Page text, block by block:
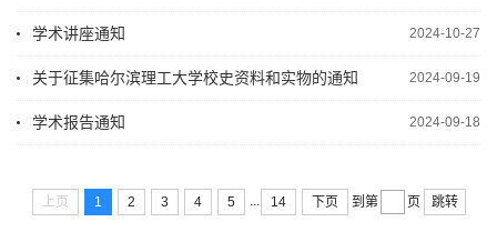
2024-10-27
学术讲座通知
2024-09-19
关于征集哈尔滨理工大学校史资料和实物的通知
2024-09-18
学术报告通知
上页 1 2 3 4 5 ... 14 下页 到第 页 跳转